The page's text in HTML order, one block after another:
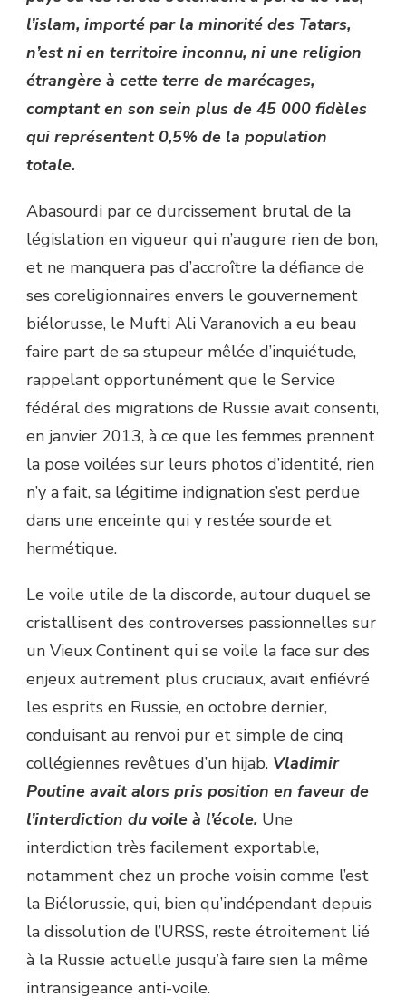
l’islam, importé par la minorité des Tatars,
n’est ni en territoire inconnu, ni une religion
étrangère à cette terre de marécages,
comptant en son sein plus de 45 000 fidèles
qui représentent 0,5% de la population
totale.
Abasourdi par ce durcissement brutal de la
législation en vigueur qui n’augure rien de bon,
et ne manquera pas d’accroître la défiance de
ses coreligionnaires envers le gouvernement
biélorusse, le Mufti Ali Varanovich a eu beau
faire part de sa stupeur mêlée d’inquiétude,
rappelant opportunément que le Service
fédéral des migrations de Russie avait consenti,
en janvier 2013, à ce que les femmes prennent
la pose voilées sur leurs photos d’identité, rien
n’y a fait, sa légitime indignation s’est perdue
dans une enceinte qui y restée sourde et
hermétique.
Le voile utile de la discorde, autour duquel se
cristallisent des controverses passionnelles sur
un Vieux Continent qui se voile la face sur des
enjeux autrement plus cruciaux, avait enfiévré
les esprits en Russie, en octobre dernier,
conduisant au renvoi pur et simple de cinq
collégiennes revêtues d’un hijab. Vladimir
Poutine avait alors pris position en faveur de
l’interdiction du voile à l’école. Une
interdiction très facilement exportable,
notamment chez un proche voisin comme l’est
la Biélorussie, qui, bien qu’indépendant depuis
la dissolution de l’URSS, reste étroitement lié
à la Russie actuelle jusqu’à faire sien la même
intransigeance anti-voile.